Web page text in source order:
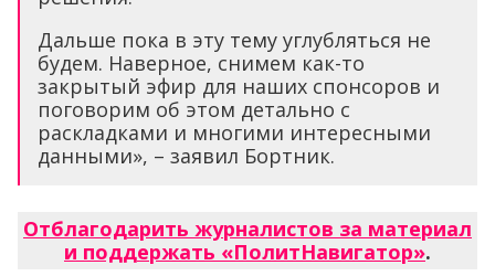
Дальше пока в эту тему углубляться не
будем. Наверное, снимем как-то
закрытый эфир для наших спонсоров и
поговорим об этом детально с
раскладками и многими интересными
данными», – заявил Бортник.
Отблагодарить журналистов за материал
и поддержать «ПолитНавигатор».